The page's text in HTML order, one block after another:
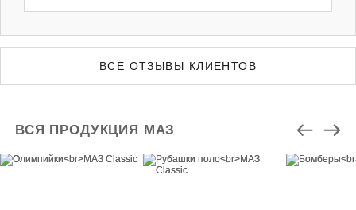
ООО «МАЗ-РУС» выражает искреннюю
благодарность компании STONEBLACK за высокий
профессионализм, оперативность в решении всех
задач и отличное качество продукции и
рекомендует текстильную фабрику STONEBLACK
компании текстильной продукцией премиального
ВСЕ ОТЗЫВЫ КЛИЕНТОВ
ВСЯ ПРОДУКЦИЯ МАЗ